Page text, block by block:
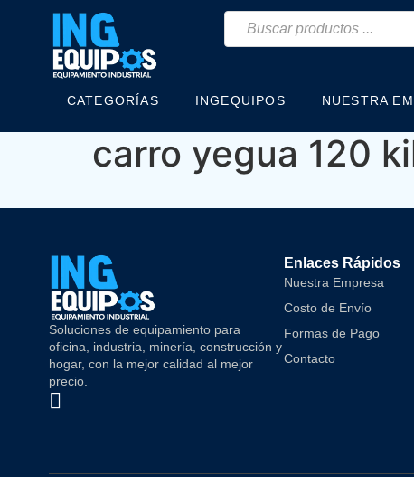
CATEGORÍAS INGEQUIPOS NUESTRA
carro yegua 120
Soluciones de equipamiento para
oficina, industria, minería, construcción y
hogar, con la mejor calidad al mejor
precio.
Enlaces Rápidos
Nuestra Empresa
Costo de Envío
Formas de Pago
Contacto